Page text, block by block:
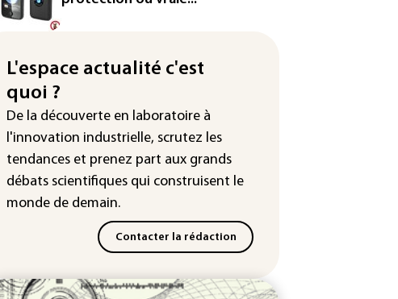
Le Sri Lanka bloque près de 100
nouveaux sites de paris en ligne
Petrobras: le bénéfice net double
au 2e trimestre 2026, avec la
hausse des prix du pétrole
L'espace actualité c'est
quoi ?
De la découverte en laboratoire à
l'innovation industrielle, scrutez les
tendances et prenez part aux grands
débats scientifiques qui construisent le
monde de demain.
Contacter la rédaction